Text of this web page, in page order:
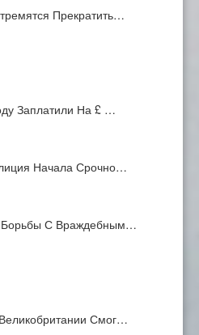
Прекратить…
Заплатили На £ …
Начала Срочно…
С Враждебным…
Смог…